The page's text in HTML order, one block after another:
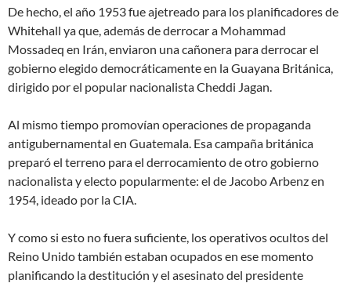
De hecho, el año 1953 fue ajetreado para los planificadores de
Whitehall ya que, además de derrocar a Mohammad
Mossadeq en Irán, enviaron una cañonera para derrocar el
gobierno elegido democráticamente en la Guayana Británica,
dirigido por el popular nacionalista Cheddi Jagan.
Al mismo tiempo promovían operaciones de propaganda
antigubernamental en Guatemala. Esa campaña británica
preparó el terreno para el derrocamiento de otro gobierno
nacionalista y electo popularmente: el de Jacobo Arbenz en
1954, ideado por la CIA.
Y como si esto no fuera suficiente, los operativos ocultos del
Reino Unido también estaban ocupados en ese momento
planificando la destitución y el asesinato del presidente